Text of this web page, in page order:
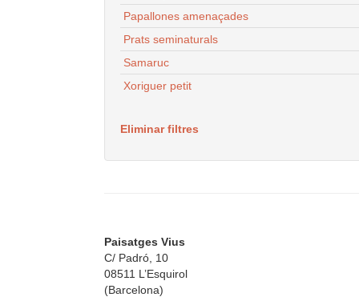
Papallones amenaçades
Prats seminaturals
Samaruc
Xoriguer petit
Eliminar filtres
Paisatges Vius
C/ Padró, 10
08511 L’Esquirol
(Barcelona)